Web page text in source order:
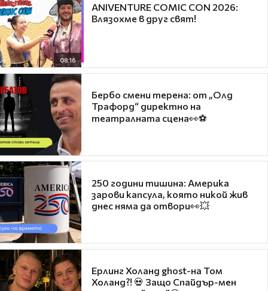
08:16
ANIVENTURE COMIC CON 2026:
Влязохме в друг свят!
Бербо смени терена: от „Олд
Трафорд“ директно на
театралната сцена👀⚽
250 години тишина: Америка
зарови капсула, която никой жив
днес няма да отвори👀💥
Ерлинг Холанд ghost-на Том
Холанд?! 💀 Защо Спайдър-мен